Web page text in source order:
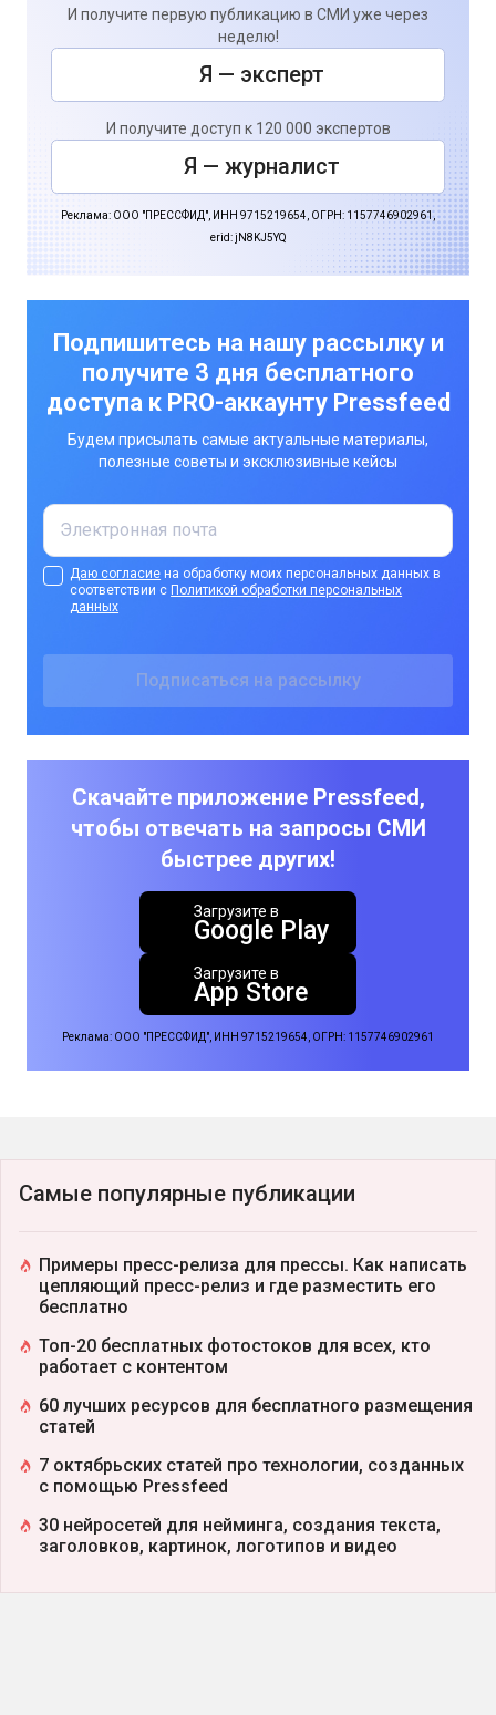
И получите первую публикацию в СМИ уже через
неделю!
Я — эксперт
И получите доступ к 120 000 экспертов
Я — журналист
Реклама: ООО "ПРЕССФИД", ИНН 9715219654, ОГРН: 1157746902961,
erid: jN8KJ5YQ
Подпишитесь на нашу рассылку и
получите 3 дня бесплатного
доступа к PRO-аккаунту Pressfeed
Будем присылать самые актуальные материалы,
полезные советы и эксклюзивные кейсы
Даю согласие на обработку моих персональных данных в
соответствии с Политикой обработки персональных
данных
Скачайте приложение Pressfeed,
чтобы отвечать на запросы СМИ
быстрее других!
Загрузите в
Google Play
Загрузите в
App Store
Реклама: ООО "ПРЕССФИД", ИНН 9715219654, ОГРН: 1157746902961
Самые популярные публикации
Примеры пресс-релиза для прессы. Как написать
цепляющий пресс-релиз и где разместить его
бесплатно
Топ-20 бесплатных фотостоков для всех, кто
работает с контентом
60 лучших ресурсов для бесплатного размещения
статей
7 октябрьских статей про технологии, созданных
с помощью Pressfeed
30 нейросетей для нейминга, создания текста,
заголовков, картинок, логотипов и видео